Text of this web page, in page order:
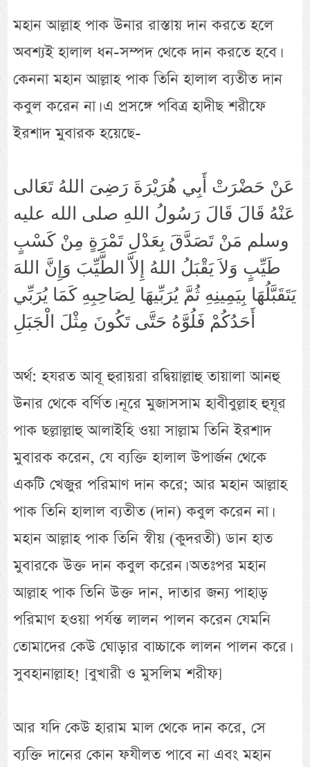
মহান আল্লাহ পাক উনার রাস্তায় দান করতে হলে
অবশ্যই হালাল ধন-সম্পদ থেকে দান করতে হবে।
কেননা মহান আল্লাহ পাক তিনি হালাল ব্যতীত দান
কবুল করেন না। এ প্রসঙ্গে পবিত্র হাদীছ শরীফে
ইরশাদ মুবারক হয়েছে-
عَنْ حَضْرَتْ أَبِي هُرَيْرَةَ رَضِىَ اللهُ تَعَالى
عَنْهُ قَالَ قَالَ رَسُولُ اللهِ صلى الله عليه
وسلم مَنْ تَصَدَّقَ بِعَدْلِ تَمْرَةٍ مِنْ كَسْبٍ
طَيِّبٍ وَلاَ يَقْبَلُ اللهُ إِلاَّ الطَّيِّبَ وَإِنَّ اللهَ
يَتَقَبَّلُهَا بِيَمِينِهِ ثُمَّ يُرَبِّيهَا لِصَاحِبِهِ كَمَا يُرَبِّي
أَحَدُكُمْ فَلُوَّهُ حَتَّى تَكُونَ مِثْلَ الْجَبَلِ
অর্থ: হযরত আবূ হুরায়রা রদ্বিয়াল্লাহু তায়ালা আনহু
উনার থেকে বর্ণিত। নূরে মুজাসসাম হাবীবুল্লাহ হুযূর
পাক ছল্লাল্লাহু আলাইহি ওয়া সাল্লাম তিনি ইরশাদ
মুবারক করেন, যে ব্যক্তি হালাল উপার্জন থেকে
একটি খেজুর পরিমাণ দান করে; আর মহান আল্লাহ
পাক তিনি হালাল ব্যতীত (দান) কবুল করেন না।
মহান আল্লাহ পাক তিনি স্বীয় (কুদরতী) ডান হাত
মুবারকে উক্ত দান কবুল করেন। অতঃপর মহান
আল্লাহ পাক তিনি উক্ত দান, দাতার জন্য পাহাড়
পরিমাণ হওয়া পর্যন্ত লালন পালন করেন যেমনি
তোমাদের কেউ ঘোড়ার বাচ্চাকে লালন পালন করে।
সুবহানাল্লাহ! [বুখারী ও মুসলিম শরীফ]
আর যদি কেউ হারাম মাল থেকে দান করে, সে
ব্যক্তি দানের কোন ফযীলত পাবে না এবং মহান